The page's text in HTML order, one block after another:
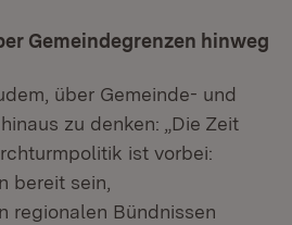
Gemeindegrenzen hinweg
über Gemeinde- und
zu denken: „Die Zeit
ist vorbei:
bereit sein,
regionalen Bündnissen